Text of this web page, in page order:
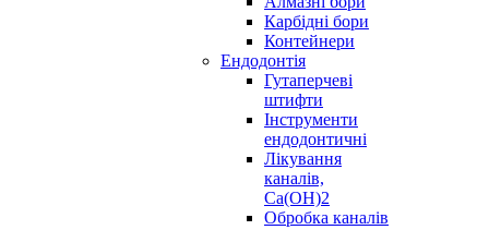
Карбідні бори
Контейнери
Ендодонтія
Гутаперчеві
штифти
Інструменти
ендодонтичні
Лікування
каналів,
Ca(OH)2
Обробка каналів